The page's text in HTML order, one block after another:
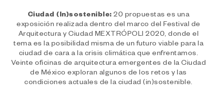
Ciudad (In)sostenible: 20 propuestas es una
exposición realizada dentro del marco del Festival de
Arquitectura y Ciudad MEXTRÓPOLI 2020, donde el
tema es la posibilidad misma de un futuro viable para la
ciudad de cara a la crisis climática que enfrentamos.
Veinte oficinas de arquitectura emergentes de la Ciudad
de México exploran algunos de los retos y las
condiciones actuales de la ciudad (in)sostenible.